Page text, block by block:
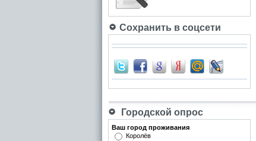
Сохранить в соцсети
Городской опрос
Ваш город проживания
Королёв